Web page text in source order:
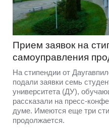
Прием заявок на
самоуправления
На стипендии от
подали заявки семь
университета (ДУ),
рассказали на пресс-
думе. Имеются еще три
продолжается.